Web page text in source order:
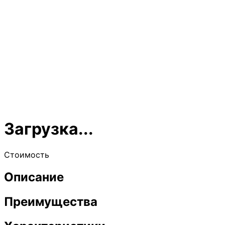
Загрузка...
Стоимость
Описание
Преимущества